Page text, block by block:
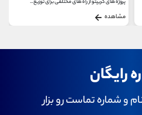
پروژه های کریپتو از راه های مختلفی برای توزیع...
مشاهده
رایگان
و شماره تماست رو بزار